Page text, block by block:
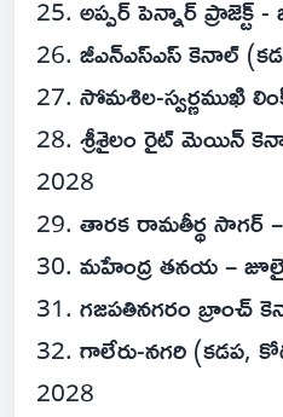
25. అప్పర్ పెన్నార్ ప్రాజెక్ట్
26. జీఎన్ఎస్ఎస్ కెనాల్
27. సోమశిల-స్వర్ణముఖి
28. శ్రీశైలం రైట్ మెయిన్
2028
29. తారక రామతీర్థ సాగర్
30. మహేంద్ర తనయ –
31. గజపతినగరం బ్రాంచ్
32. గాలేరు-నగరి (కడప,
2028